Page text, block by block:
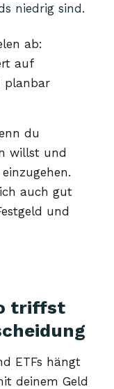
niedrig sind.
ab:
auf
planbar
du
willst und
auch gut
und
triffst
ETFs hängt
deinem Geld